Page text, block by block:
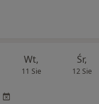
Wt,
11 Sie
Śr,
12 Sie